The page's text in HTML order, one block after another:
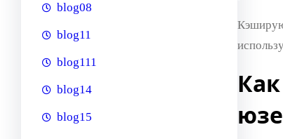
blog08
blog11
blog111
blog14
blog15